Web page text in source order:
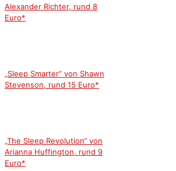
Alexander Richter, rund 8
Euro*
„Sleep Smarter“ von Shawn
Stevenson, rund 15 Euro*
„The Sleep Revolution“ von
Arianna Huffington, rund 9
Euro*